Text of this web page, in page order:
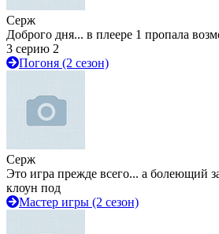
Серж
Доброго дня... в плеере 1 пропала
3 серию 2
Погоня (2 сезон)
Серж
Это игра прежде всего... а болеющий
клоун под
Мастер игры (2 сезон)